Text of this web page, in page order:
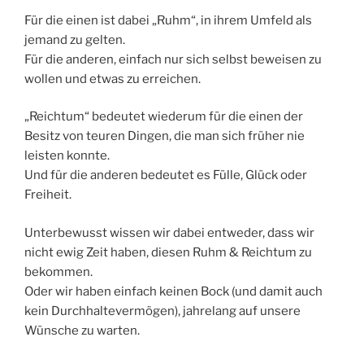
Für die einen ist dabei „Ruhm“, in ihrem Umfeld als
jemand zu gelten.
Für die anderen, einfach nur sich selbst beweisen zu
wollen und etwas zu erreichen.
„Reichtum“ bedeutet wiederum für die einen der
Besitz von teuren Dingen, die man sich früher nie
leisten konnte.
Und für die anderen bedeutet es Fülle, Glück oder
Freiheit.
Unterbewusst wissen wir dabei entweder, dass wir
nicht ewig Zeit haben, diesen Ruhm & Reichtum zu
bekommen.
Oder wir haben einfach keinen Bock (und damit auch
kein Durchhaltevermögen), jahrelang auf unsere
Wünsche zu warten.